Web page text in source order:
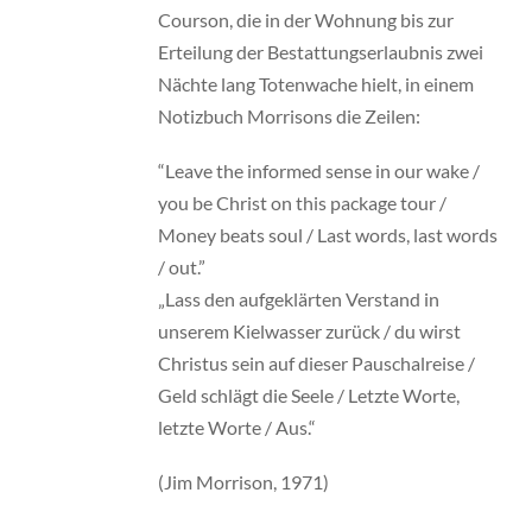
Courson, die in der Wohnung bis zur
Erteilung der Bestattungserlaubnis zwei
Nächte lang Totenwache hielt, in einem
Notizbuch Morrisons die Zeilen:
“Leave the informed sense in our wake /
you be Christ on this package tour /
Money beats soul / Last words, last words
/ out.”
„Lass den aufgeklärten Verstand in
unserem Kielwasser zurück / du wirst
Christus sein auf dieser Pauschalreise /
Geld schlägt die Seele / Letzte Worte,
letzte Worte / Aus.“
(Jim Morrison, 1971)